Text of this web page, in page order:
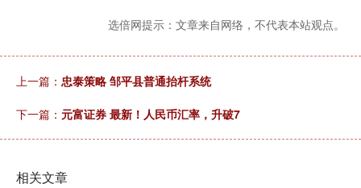
选倍网提示：文章来自网络，不代表本站观点。
上一篇： 忠泰策略 邹平县普通抬杆系统
下一篇： 元富证券 最新！人民币汇率，升破7
相关文章